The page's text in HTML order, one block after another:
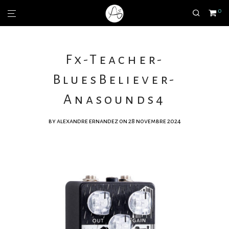
0
Fx-Teacher-
BluesBeliever-
Anasounds4
byalexandre ernandez on 28 novembre 2024